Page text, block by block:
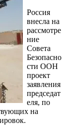
Россия
внесла на
рассмотре
ние
Совета
Безопасно
сти ООН
проект
заявления
председат
еля, по
на